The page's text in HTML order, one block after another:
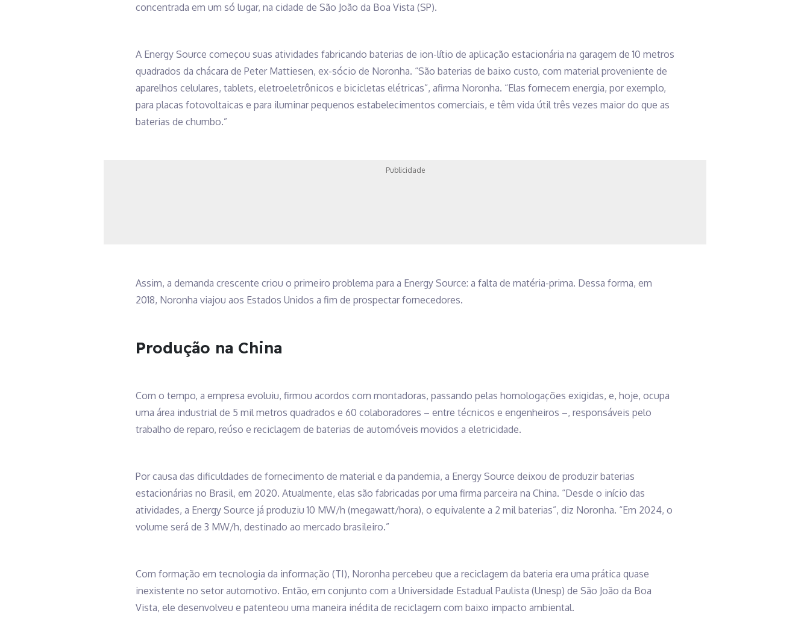
concentrada em um só lugar, na cidade de São João da Boa Vista (SP).
A Energy Source começou suas atividades fabricando baterias de ion-lítio de aplicação estacionária na garagem de 10 metros
quadrados da chácara de Peter Mattiesen, ex-sócio de Noronha. “São baterias de baixo custo, com material proveniente de
aparelhos celulares, tablets, eletroeletrônicos e bicicletas elétricas”, afirma Noronha. “Elas fornecem energia, por exemplo,
para placas fotovoltaicas e para iluminar pequenos estabelecimentos comerciais, e têm vida útil três vezes maior do que as
baterias de chumbo.”
Publicidade
Assim, a demanda crescente criou o primeiro problema para a Energy Source: a falta de matéria-prima. Dessa forma, em
2018, Noronha viajou aos Estados Unidos a fim de prospectar fornecedores.
Produção na China
Com o tempo, a empresa evoluiu, firmou acordos com montadoras, passando pelas homologações exigidas, e, hoje, ocupa
uma área industrial de 5 mil metros quadrados e 60 colaboradores – entre técnicos e engenheiros –, responsáveis pelo
trabalho de reparo, reúso e reciclagem de baterias de automóveis movidos a eletricidade.
Por causa das dificuldades de fornecimento de material e da pandemia, a Energy Source deixou de produzir baterias
estacionárias no Brasil, em 2020. Atualmente, elas são fabricadas por uma firma parceira na China. “Desde o início das
atividades, a Energy Source já produziu 10 MW/h (megawatt/hora), o equivalente a 2 mil baterias”, diz Noronha. “Em 2024, o
volume será de 3 MW/h, destinado ao mercado brasileiro.”
Com formação em tecnologia da informação (TI), Noronha percebeu que a reciclagem da bateria era uma prática quase
inexistente no setor automotivo. Então, em conjunto com a Universidade Estadual Paulista (Unesp) de São João da Boa
Vista, ele desenvolveu e patenteou uma maneira inédita de reciclagem com baixo impacto ambiental.